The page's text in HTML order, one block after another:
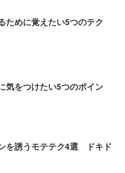
ために覚えたい5つのテク
気をつけたい5つのポイン
を誘うモテテク4選 ドキド